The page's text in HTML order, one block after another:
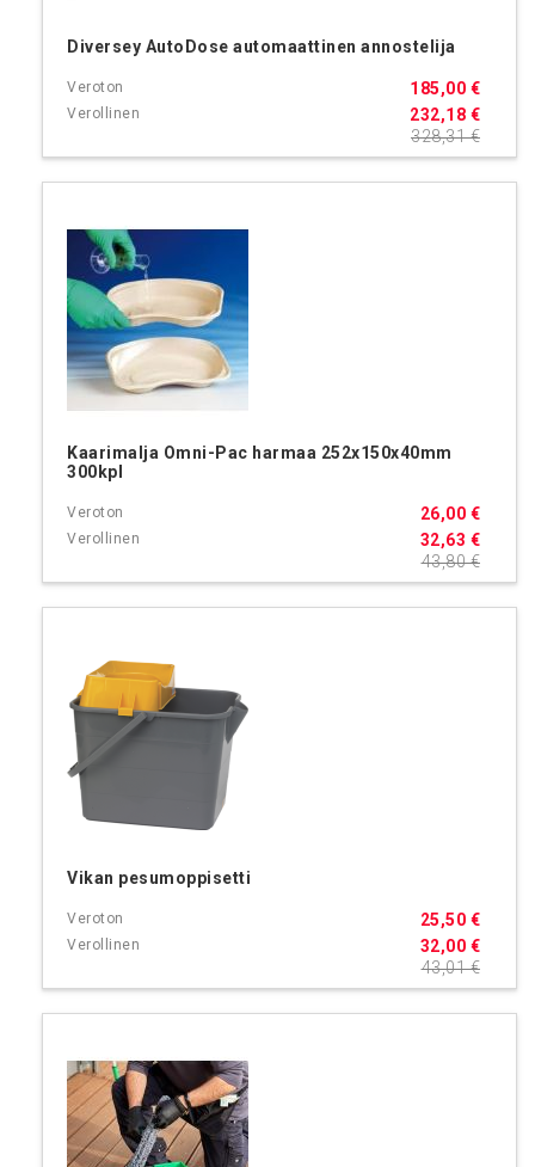
Diversey AutoDose automaattinen annostelija
232,18 €
185,00 €
328,31 €
Kaarimalja Omni-Pac harmaa 252x150x40mm
300kpl
32,63 €
26,00 €
43,80 €
Vikan pesumoppisetti
32,00 €
25,50 €
43,01 €